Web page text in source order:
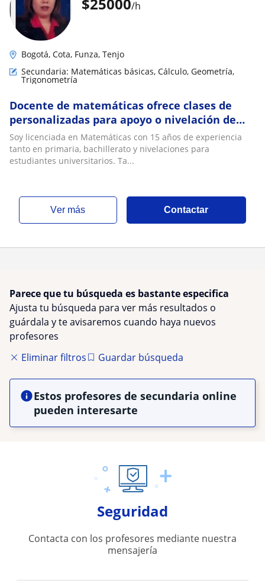
/h
Bogotá, Cota, Funza, Tenjo
Secundaria: Matemáticas básicas, Cálculo, Geometría,
Trigonometría
Docente de matemáticas ofrece clases de
personalizadas para apoyo o nivelación de
asignaturas como matemáticas, geometría,
estadística, algebra, trigonometría y cálculo
Soy licenciada en Matemáticas con 15 años de experiencia
tanto en primaria, bachillerato y nivelaciones para
estudiantes universitarios. Ta...
ver más Contactar
Parece que tu búsqueda es bastante especifica
Ajusta tu búsqueda para ver más resultados o
guárdala y te avisaremos cuando haya nuevos
profesores
Eliminar filtros
Guardar búsqueda
Estos profesores de secundaria online
pueden interesarte
Seguridad
Contacta con los profesores mediante nuestra
mensajería